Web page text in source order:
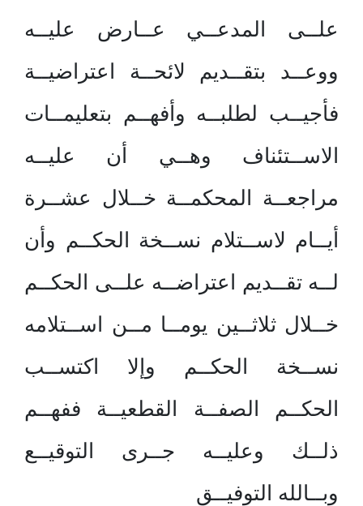
علــى المدعــي عــارض عليــه
ووعــد بتقــديم لائحــة اعتراضيــة
فأجيــب لطلبــه وأفهــم بتعليمــات
الاســتئناف وهــي أن عليــه
مراجعــة المحكمــة خــلال عشــرة
أيــام لاســتلام نســخة الحكــم وأن
لــه تقــديم اعتراضــه علــى الحكــم
خــلال ثلاثــين يومــا مــن اســتلامه
نســخة الحكــم وإلا اكتســب
الحكــم الصفــة القطعيــة ففهــم
ذلــك وعليــه جــرى التوقيــع
وبــالله التوفيــق